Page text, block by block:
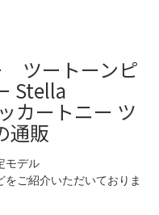
ツートーンピ
Stella
カートニー ツ
通販
モデル
ご紹介いただいておりま